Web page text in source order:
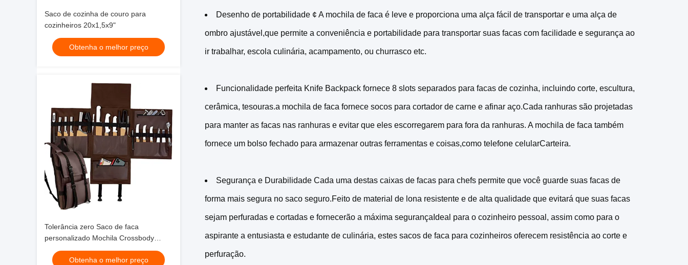
Saco de cozinha de couro para
cozinheiros 20x1,5x9"
Obtenha o melhor preço
Tolerância zero Saco de faca
personalizado Mochila Crossbody
Cozinheiros personalizados 37x30"
Obtenha o melhor preço
Desenho de portabilidade ¢ A mochila de faca é leve e proporciona uma alça fácil de transportar e uma alça de
ombro ajustável,que permite a conveniência e portabilidade para transportar suas facas com facilidade e segurança ao
ir trabalhar, escola culinária, acampamento, ou churrasco etc.
Funcionalidade perfeita Knife Backpack fornece 8 slots separados para facas de cozinha, incluindo corte, escultura,
cerâmica, tesouras.a mochila de faca fornece socos para cortador de carne e afinar aço.Cada ranhuras são projetadas
para manter as facas nas ranhuras e evitar que eles escorregarem para fora da ranhuras. A mochila de faca também
fornece um bolso fechado para armazenar outras ferramentas e coisas,como telefone celularCarteira.
Segurança e Durabilidade Cada uma destas caixas de facas para chefs permite que você guarde suas facas de
forma mais segura no saco seguro.Feito de material de lona resistente e de alta qualidade que evitará que suas facas
sejam perfuradas e cortadas e fornecerão a máxima segurançaIdeal para o cozinheiro pessoal, assim como para o
aspirante a entusiasta e estudante de culinária, estes sacos de faca para cozinheiros oferecem resistência ao corte e
perfuração.